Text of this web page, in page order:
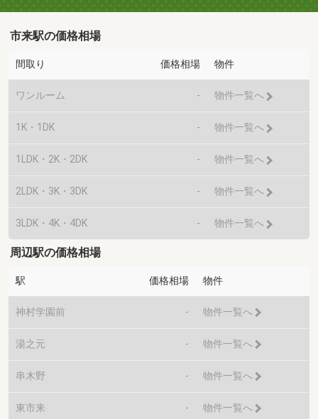
市来駅の価格相場
間取り 価格相場 物件
ワンルーム - 物件一覧へ
1K・1DK - 物件一覧へ
1LDK・2K・2DK - 物件一覧へ
2LDK・3K・3DK - 物件一覧へ
3LDK・4K・4DK - 物件一覧へ
周辺駅の価格相場
駅 価格相場 物件
神村学園前 - 物件一覧へ
湯之元 - 物件一覧へ
串木野 - 物件一覧へ
東市来 - 物件一覧へ